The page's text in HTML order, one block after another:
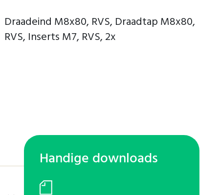
Draadeind M8x80, RVS, Draadtap M8x80,
RVS, Inserts M7, RVS, 2x
Handige downloads